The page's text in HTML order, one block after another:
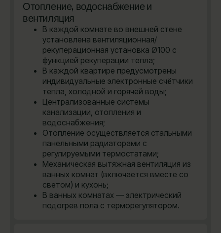
Отопление, водоснабжение и
вентиляция
В каждой комнате во внешней стене
установлена вентиляционная/
рекуперационная установка Ø100 с
функцией рекуперации тепла;
В каждой квартире предусмотрены
индивидуальные электронные счётчики
тепла, холодной и горячей воды;
Централизованные системы
канализации, отопления и
водоснабжения;
Отопление осуществляется стальными
панельными радиаторами с
регулируемыми термостатами;
Механическая вытяжная вентиляция из
ванных комнат (включается вместе со
светом) и кухонь;
В ванных комнатах — электрический
подогрев пола с терморегулятором.